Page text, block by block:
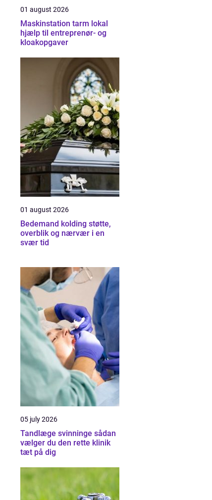
01 august 2026
Maskinstation tarm lokal
hjælp til entreprenør- og
kloakopgaver
01 august 2026
Bedemand kolding støtte,
overblik og nærvær i en
svær tid
05 july 2026
Tandlæge svinninge sådan
vælger du den rette klinik
tæt på dig